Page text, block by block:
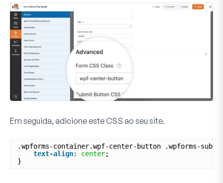
Em seguida, adicione este CSS ao seu site.
.wpforms-container.wpf-center-button .wpforms-
text-align: center;
}